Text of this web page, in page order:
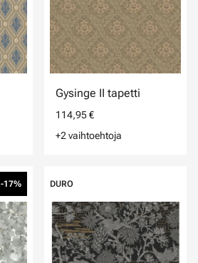
Gysinge II tapetti
114,95 €
+2 vaihtoehtoja
-17% DURO